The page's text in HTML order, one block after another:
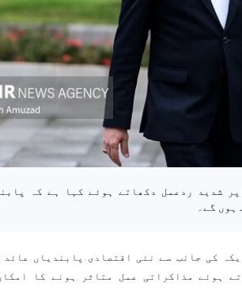
شدید ردعمل دکھاتے ہوئے کہا ہے کہ
ہوں گے۔
کی جانب سے نئی اقتصادی پابندیاں عائد
ہوئے مذاکراتی عمل متاثر ہونے کا